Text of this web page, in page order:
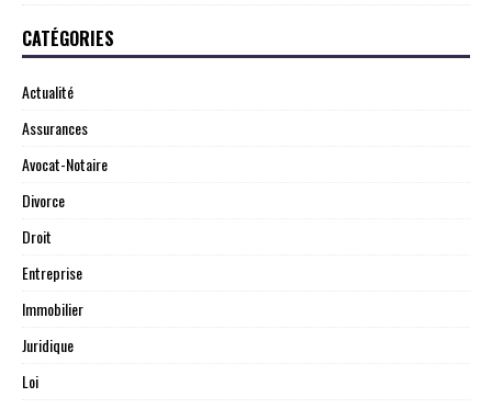
CATÉGORIES
Actualité
Assurances
Avocat-Notaire
Divorce
Droit
Entreprise
Immobilier
Juridique
Loi